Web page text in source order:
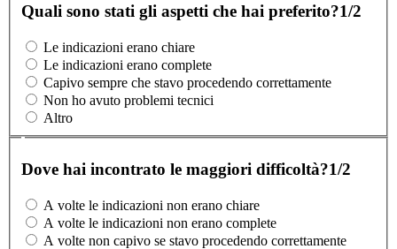
Quali sono stati gli aspetti che hai preferito?1/2
Le indicazioni erano chiare
Le indicazioni erano complete
Capivo sempre che stavo procedendo correttamente
Non ho avuto problemi tecnici
Altro
Dove hai incontrato le maggiori difficoltà?1/2
A volte le indicazioni non erano chiare
A volte le indicazioni non erano complete
A volte non capivo se stavo procedendo correttamente